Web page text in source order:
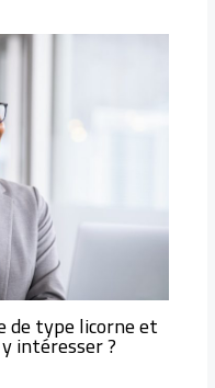
de type licorne et
intéresser ?